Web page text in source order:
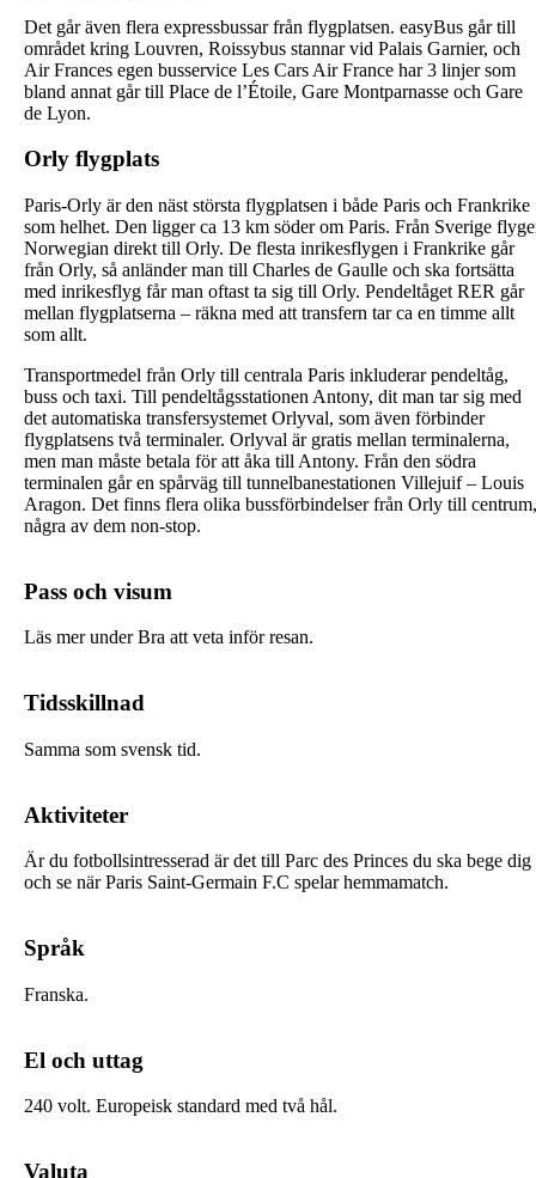
Det går även flera expressbussar från flygplatsen. easyBus går till
området kring Louvren, Roissybus stannar vid Palais Garnier, och
Air Frances egen busservice Les Cars Air France har 3 linjer som
bland annat går till Place de l’Étoile, Gare Montparnasse och Gare
de Lyon.
Orly flygplats
Paris-Orly är den näst största flygplatsen i både Paris och Frankrike
som helhet. Den ligger ca 13 km söder om Paris. Från Sverige
Norwegian direkt till Orly. De flesta inrikesflygen i Frankrike går
från Orly, så anländer man till Charles de Gaulle och ska fortsätta
med inrikesflyg får man oftast ta sig till Orly. Pendeltåget RER går
mellan flygplatserna – räkna med att transfern tar ca en timme allt
som allt.
Transportmedel från Orly till centrala Paris inkluderar pendeltåg,
buss och taxi. Till pendeltågsstationen Antony, dit man tar sig med
det automatiska transfersystemet Orlyval, som även förbinder
flygplatsens två terminaler. Orlyval är gratis mellan terminalerna,
men man måste betala för att åka till Antony. Från den södra
terminalen går en spårväg till tunnelbanestationen Villejuif – Louis
Aragon. Det finns flera olika bussförbindelser från Orly till centrum,
några av dem non-stop.
Pass och visum
Läs mer under Bra att veta inför resan.
Tidsskillnad
Samma som svensk tid.
Aktiviteter
Är du fotbollsintresserad är det till Parc des Princes du ska bege dig
och se när Paris Saint-Germain F.C spelar hemmamatch.
Språk
Franska.
El och uttag
240 volt. Europeisk standard med två hål.
Valuta